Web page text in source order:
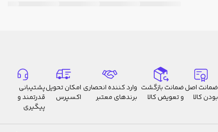
ضمانت اصل
بودن کالا
ضمانت بازگشت
و تعویض کالا
وارد کننده انحصاری
برندهای معتبر
امکان تحویل
اکسپرس
پشتیبانی
قدرتمند و
پیگیری